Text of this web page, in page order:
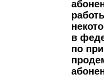
в
по